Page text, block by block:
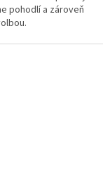
pohodlí a zároveň